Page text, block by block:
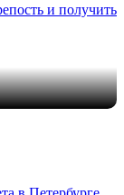
и получить